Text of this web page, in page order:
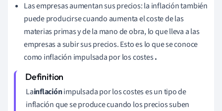
Las empresas aumentan sus precios: la inflación también
puede producirse cuando aumenta el coste de las
materias primas y de la mano de obra, lo que lleva a las
empresas a subir sus precios. Esto es lo que se conoce
como inflación impulsada por los costes.
Lainflaciónimpulsada por los costes es un tipo de
inflación que se produce cuando los precios suben